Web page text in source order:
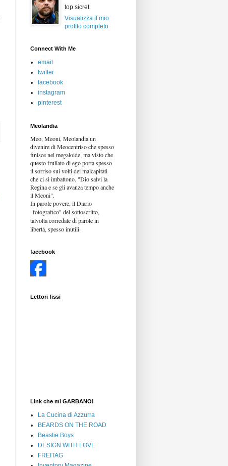
top sicret
Visualizza il mio
profilo completo
Connect With Me
email
twitter
facebook
instagram
pinterest
Meolandia
Meo, Meoni, Meolandia un
divenire di Meocentriso che spesso
finisce nel megaloide, ma visto che
questo frullato di ego porta spesso
il sorriso sui volti dei malcapitati
che ci si imbattono. "Dio salvi la
Regina e se gli avanza tempo anche
il Meoni".
In parole povere, il Diario
"fotografico" del sottoscritto,
talvolta corredate di parole in
libertà, spesso inutili.
facebook
Lettori fissi
Link che mi GARBANO!
La Cucina di Azzurra
BEARDS ON THE ROAD
Beastie Boys
DESIGN WITH LOVE
FREITAG